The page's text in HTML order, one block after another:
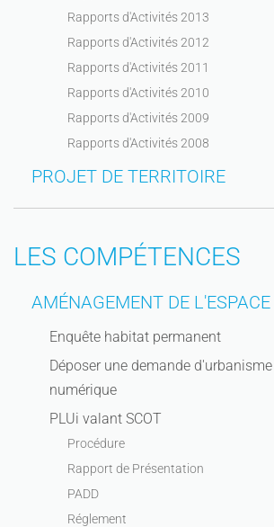
Rapports d'Activités 2013
Rapports d'Activités 2012
Rapports d'Activités 2011
Rapports d'Activités 2010
Rapports d'Activités 2009
Rapports d'Activités 2008
PROJET DE TERRITOIRE
LES COMPÉTENCES
AMÉNAGEMENT DE
Enquête habitat permanent
Déposer une demande
numérique
PLUi valant SCOT
Procédure
Rapport de Présentation
PADD
Réglement